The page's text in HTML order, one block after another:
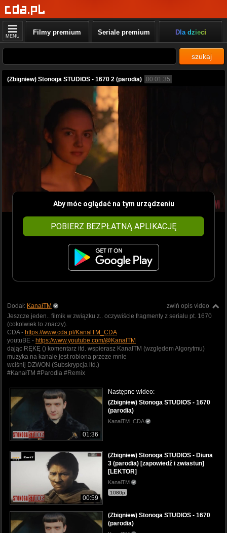
MENU Filmy premium Seriale premium Dla dzieci
szukaj
(Zbigniew) Stonoga STUDIOS - 1670 2 (parodia) 00:01:35
Aby móc oglądać na tym urządzeniu
POBIERZ BEZPŁATNĄ APLIKACJĘ
zwiń opis video
Dodał: KanałTM
Jeszcze jeden.. filmik w związku z.. oczywiście fragmenty z serialu pt. 1670
(cokolwiek to znaczy).
CDA - https://www.cda.pl/KanalTM_CDA
youtuBE - https://www.youtube.com/@KanałTM
dając RĘKĘ () komentarz itd. wspierasz KanałTM (względem Algorytmu)
muzyka na kanale jest robiona przeze mnie
wciśnij DZWON (Subskrypcja itd.)
#KanałTM #Parodia #Remix
01:36
Następne wideo:
(Zbigniew) Stonoga STUDIOS - 1670
(parodia)
KanalTM_CDA
00:59
(Zbigniew) Stonoga STUDIOS - Diuna
3 (parodia) [zapowiedź i zwiastun]
[LEKTOR]
KanałTM
1080p
(Zbigniew) Stonoga STUDIOS - 1670
(parodia)